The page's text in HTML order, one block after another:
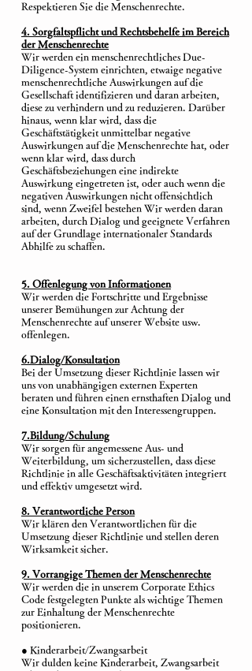
Respektieren Sie die Menschenrechte.
4. Sorgfaltspflicht und Rechtsbehelfe im Bereich
der Menschenrechte
Wir werden ein menschenrechtliches Due-
Diligence-System einrichten, etwaige negative
menschenrechtliche Auswirkungen auf die
Gesellschaft identifizieren und daran arbeiten,
diese zu verhindern und zu reduzieren. Darüber
hinaus, wenn klar wird, dass die
Geschäftstätigkeit unmittelbar negative
Auswirkungen auf die Menschenrechte hat, oder
wenn klar wird, dass durch
Geschäftsbeziehungen eine indirekte
Auswirkung eingetreten ist, oder auch wenn die
negativen Auswirkungen nicht offensichtlich
sind, wenn Zweifel bestehen Wir werden daran
arbeiten, durch Dialog und geeignete Verfahren
auf der Grundlage internationaler Standards
Abhilfe zu schaffen.
5. Offenlegung von Informationen
Wir werden die Fortschritte und Ergebnisse
unserer Bemühungen zur Achtung der
Menschenrechte auf unserer Website usw.
offenlegen.
6.Dialog/Konsultation
Bei der Umsetzung dieser Richtlinie lassen wir
uns von unabhängigen externen Experten
beraten und führen einen ernsthaften Dialog und
eine Konsultation mit den Interessengruppen.
7.Bildung/Schulung
Wir sorgen für angemessene Aus- und
Weiterbildung, um sicherzustellen, dass diese
Richtlinie in alle Geschäftsaktivitäten integriert
und effektiv umgesetzt wird.
8. Verantwortliche Person
Wir klären den Verantwortlichen für die
Umsetzung dieser Richtlinie und stellen deren
Wirksamkeit sicher.
9. Vorrangige Themen der Menschenrechte
Wir werden die in unserem Corporate Ethics
Code festgelegten Punkte als wichtige Themen
zur Einhaltung der Menschenrechte
positionieren.
● Kinderarbeit/Zwangsarbeit
Wir dulden keine Kinderarbeit, Zwangsarbeit